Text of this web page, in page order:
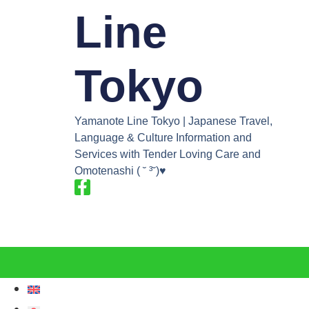
Line
Tokyo
Yamanote Line Tokyo | Japanese Travel,
Language & Culture Information and
Services with Tender Loving Care and
Omotenashi ( ˘ ³˘)♥